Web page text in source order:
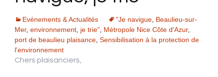
Evénements & Actualités "Je navigue, Beaulieu-sur-
Mer, environnement, je trie", Métropole Nice Côte d'Azur,
port de beaulieu plaisance, Sensibilisation à la protection de
l'environnement
Chers plaisanciers,